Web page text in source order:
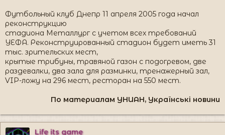
Футбольный клуб Днепр 11 апреля 2005 года начал
реконструкцию
стадиона Металлург с учетом всех требований
УЕФА. Реконструированный стадион будет иметь 31
тыс. зрительских мест,
крытые трибуны, травяной газон с подогревом, две
раздевалки, два зала для разминки, тренажерный зал,
VIP-ложу на 296 мест, ресторан на 550 мест.
По материалам УНИАН, Українські новини​
Life its game